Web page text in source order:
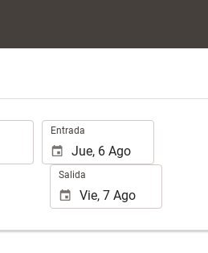
Entrada
Salida